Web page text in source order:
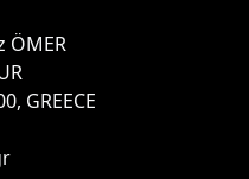
ÖMER
GREECE